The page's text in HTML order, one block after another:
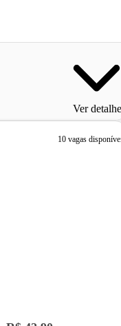
Ver
10 vagas